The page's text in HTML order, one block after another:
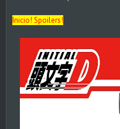
Inicio! Spoilers!